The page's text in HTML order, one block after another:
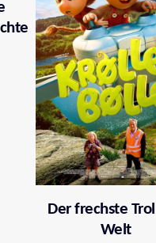
Der frechste
Welt